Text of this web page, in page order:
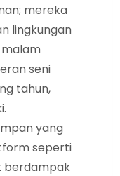
mereka
lingkungan
malam
seni
tahun,
yang
seperti
berdampak